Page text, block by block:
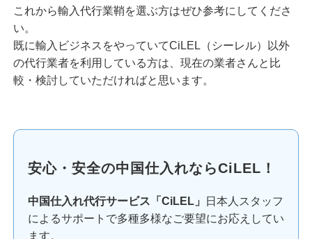
これから輸入代行業鞘を選ぶ方はぜひ参考にしてくださ
い。
既に輸入ビジネスをやっていてCiLEL（シーレル）以外
の代行業者を利用している方は、現在の業者さんと比
較・検討していただければと思います。
安心・安全の中国仕入れならCiLEL！
中国仕入れ代行サービス「CiLEL」
日本人スタッフ
によるサポートで多種多様なご要望にお応えしてい
ます。